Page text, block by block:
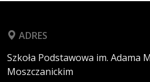
ADRES
Szkoła Podstawowa im. Adama
Moszczanickim